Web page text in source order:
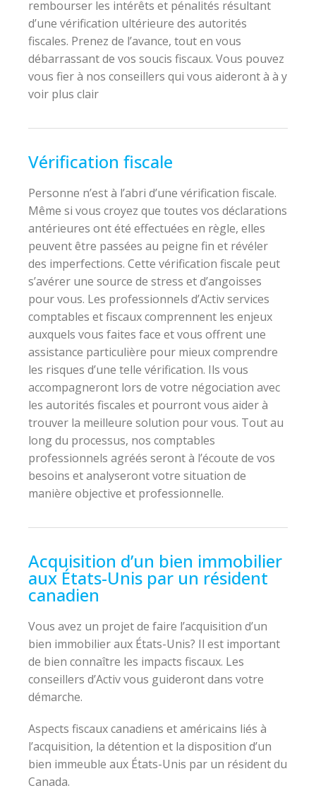
rembourser les intérêts et pénalités résultant
d’une vérification ultérieure des autorités
fiscales. Prenez de l’avance, tout en vous
débarrassant de vos soucis fiscaux. Vous pouvez
vous fier à nos conseillers qui vous aideront à à y
voir plus clair
Vérification fiscale
Personne n’est à l’abri d’une vérification fiscale.
Même si vous croyez que toutes vos déclarations
antérieures ont été effectuées en règle, elles
peuvent être passées au peigne fin et révéler
des imperfections. Cette vérification fiscale peut
s’avérer une source de stress et d’angoisses
pour vous. Les professionnels d’Activ services
comptables et fiscaux comprennent les enjeux
auxquels vous faites face et vous offrent une
assistance particulière pour mieux comprendre
les risques d’une telle vérification. Ils vous
accompagneront lors de votre négociation avec
les autorités fiscales et pourront vous aider à
trouver la meilleure solution pour vous. Tout au
long du processus, nos comptables
professionnels agréés seront à l’écoute de vos
besoins et analyseront votre situation de
manière objective et professionnelle.
Acquisition d’un bien immobilier
aux États-Unis par un résident
canadien
Vous avez un projet de faire l’acquisition d’un
bien immobilier aux États-Unis? Il est important
de bien connaître les impacts fiscaux. Les
conseillers d’Activ vous guideront dans votre
démarche.
Aspects fiscaux canadiens et américains liés à
l’acquisition, la détention et la disposition d’un
bien immeuble aux États-Unis par un résident du
Canada.